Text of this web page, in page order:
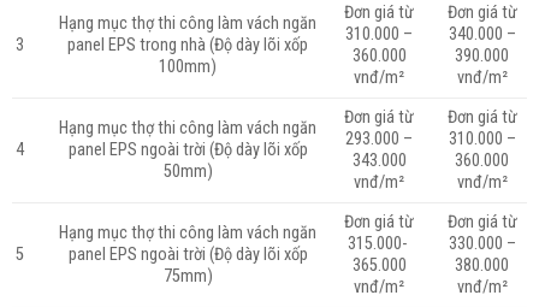
3
Hạng mục thợ thi công làm vách ngăn
panel EPS trong nhà (Độ dày lõi xốp
100mm)
Đơn giá từ
310.000 –
360.000
vnđ/m²
Đơn giá từ
340.000 –
390.000
vnđ/m²
4
Hạng mục thợ thi công làm vách ngăn
panel EPS ngoài trời (Độ dày lõi xốp
50mm)
Đơn giá từ
293.000 –
343.000
vnđ/m²
Đơn giá từ
310.000 –
360.000
vnđ/m²
5
Hạng mục thợ thi công làm vách ngăn
panel EPS ngoài trời (Độ dày lõi xốp
75mm)
Đơn giá từ
315.000-
365.000
vnđ/m²
Đơn giá từ
330.000 –
380.000
vnđ/m²